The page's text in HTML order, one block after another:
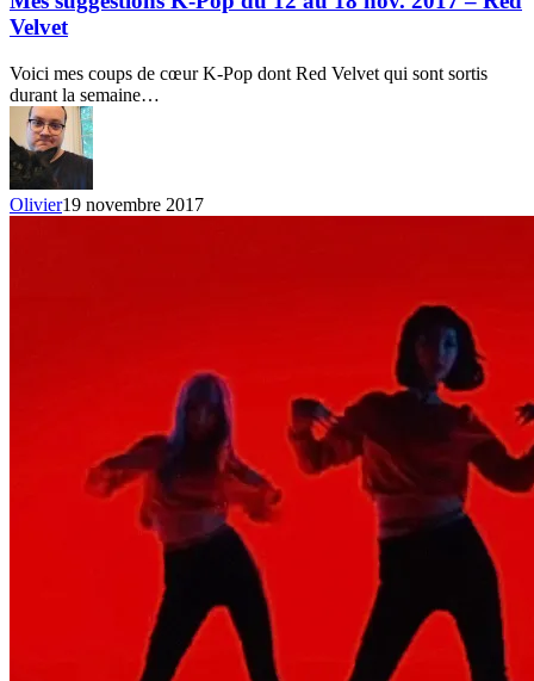
Pop
du
au
18
nov.
2017
–
Red
Velvet
Velvet
Voici mes coups de cœur K-Pop dont Red Velvet qui sont sortis
durant la semaine…
Olivier19 novembre 2017